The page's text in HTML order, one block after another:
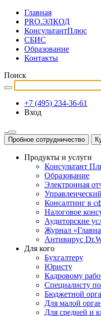
Главная
PRO.ЭЛКОД
КонсультантПлюс
СБИС
Образование
Контакты
Поиск
+7 (495) 234-36-61
Вход
Пробное сотрудничество
Продукты и услуги
Консультант
Образование
Электронная
Консалтинг в
Налоговое
Аудиторские
Журнал
Антивирус
Для кого
Бухгалтеру
Юристу
Кадровому
Специалисту
Бюджетной
Для малой
Для средней и